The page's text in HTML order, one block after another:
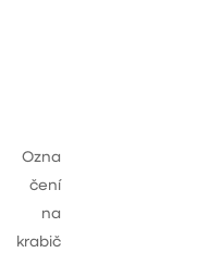
Ozna
čení
na
krabič